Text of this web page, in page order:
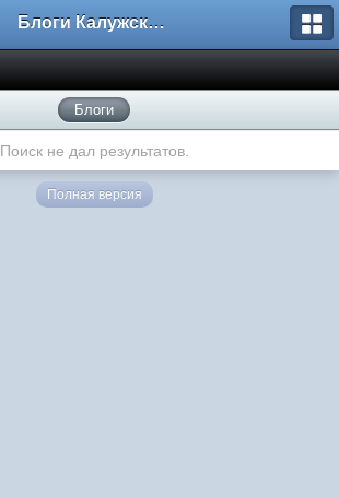
Блоги Калужского перекрестка
Блоги
Поиск не дал результатов.
Полная версия